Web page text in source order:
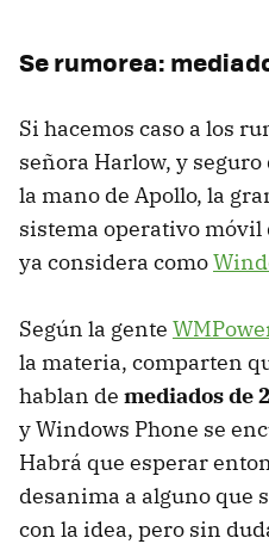
Se rumorea:
Si hacemos caso a los
señora Harlow, y
la mano de Apollo, la
sistema operativo móvil
ya considera como
Según la gente
la materia, comparten
hablan de mediados de
y Windows Phone se
Habrá que esperar
desanima a alguno que
con la idea, pero sin